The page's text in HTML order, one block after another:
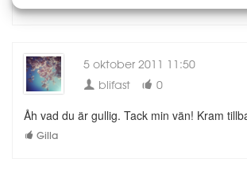
5 oktober 2011 11:50
blifast
0
Åh vad du är gullig. Tack min vän! Kram
Gilla